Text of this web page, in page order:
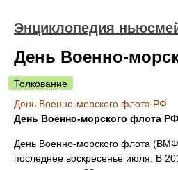
Энциклопедия
День Военно-
Толкование
День Военно-морского флота РФ
День Военно-морского флота РФ
День Военно-морского флота
последнее воскресенье июля. В